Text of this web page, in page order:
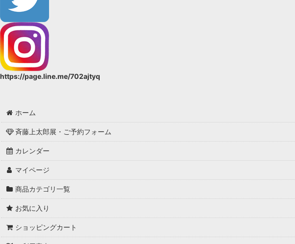
https://page.line.me/702ajtyq
ホーム
斉藤上太郎展・ご予約フォーム
カレンダー
マイページ
商品カテゴリ一覧
お気に入り
ショッピングカート